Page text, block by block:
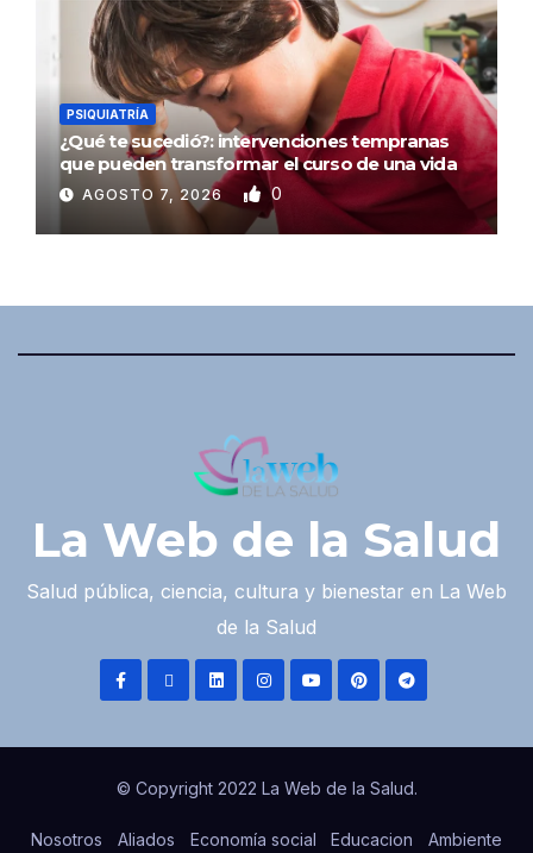
PSIQUIATRÍA
¿Qué te sucedió?: intervenciones tempranas
que pueden transformar el curso de una vida
AGOSTO 7, 2026 0
La Web de la Salud
Salud pública, ciencia, cultura y bienestar en La Web
de la Salud
© Copyright 2022 La Web de la Salud.
Nosotros Aliados Economía social Educacion Ambiente